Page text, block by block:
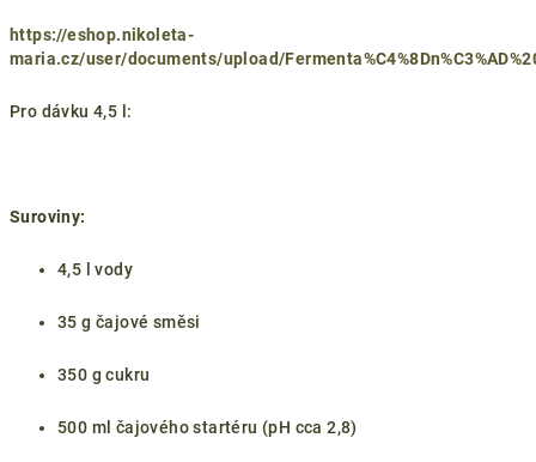
https://eshop.nikoleta-
maria.cz/user/documents/upload/
Pro dávku 4,5 l:
Suroviny:
4,5 l vody
35 g čajové směsi
350 g cukru
500 ml čajového startéru (pH cca 2,8)